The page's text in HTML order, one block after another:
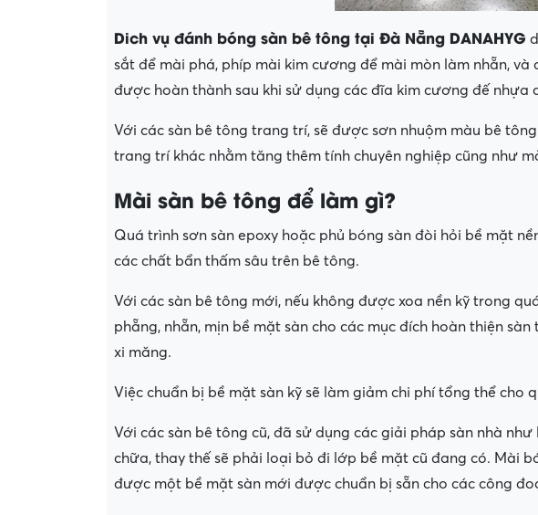
Dich vụ đánh bóng sàn bê tông tại Đà Nẵng DANAHYG
sắt để mài phá, phíp mài kim cương để mài mòn làm nhẵn,
được hoàn thành sau khi sử dụng các đĩa kim cương đế nhựa
Với các sàn bê tông trang trí, sẽ được sơn nhuộm màu bê
trang trí khác nhằm tăng thêm tính chuyên nghiệp cũng như
Mài sàn bê tông để làm gì?
Quá trình sơn sàn epoxy hoặc phủ bóng sàn đòi hỏi bề mặt
các chất bẩn thấm sâu trên bê tông.
Với các sàn bê tông mới, nếu không được xoa nền kỹ trong
phẵng, nhẵn, mịn bề mặt sàn cho các mục đích hoàn thiện
xi măng.
Việc chuẩn bị bề mặt sàn kỹ sẽ làm giảm chi phí tổng thể cho
Với các sàn bê tông cũ, đã sử dụng các giải pháp sàn nhà
chữa, thay thế sẽ phải loại bỏ đi lớp bề mặt cũ đang có. Mài
được một bề mặt sàn mới được chuẩn bị sẵn cho các công